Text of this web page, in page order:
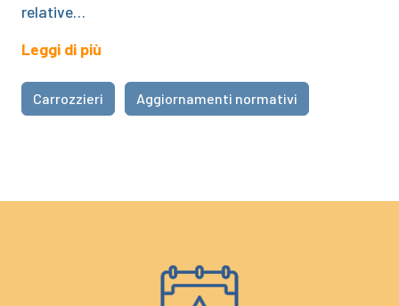
relative…
Leggi di più
Carrozzieri Aggiornamenti normativi